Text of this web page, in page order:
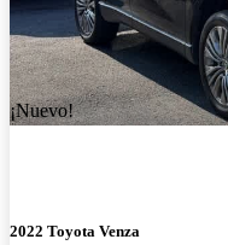
¡Nuevo!
2022 Toyota Venza